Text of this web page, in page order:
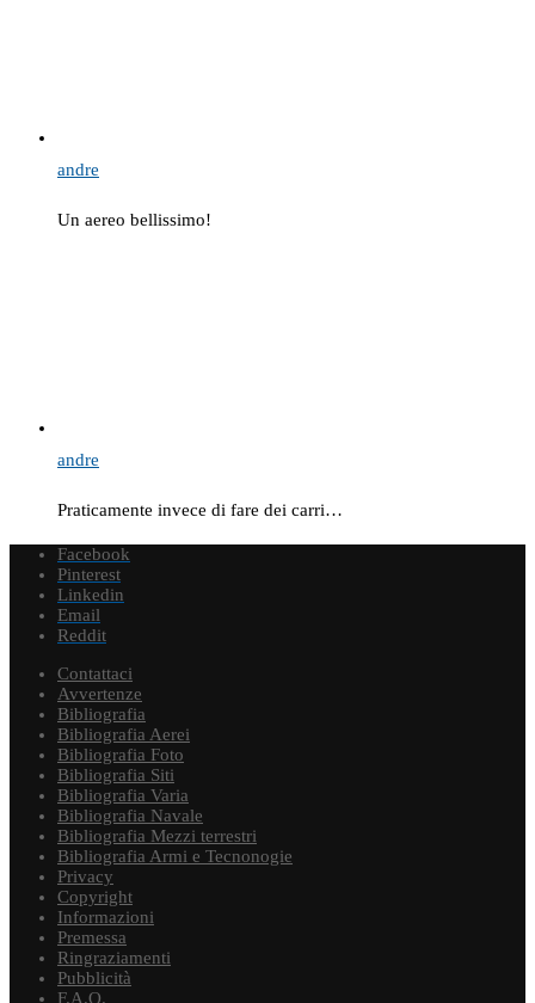
andre
Un aereo bellissimo!
andre
Praticamente invece di fare dei carri…
Facebook
Pinterest
Linkedin
Email
Reddit
Contattaci
Avvertenze
Bibliografia
Bibliografia Aerei
Bibliografia Foto
Bibliografia Siti
Bibliografia Varia
Bibliografia Navale
Bibliografia Mezzi terrestri
Bibliografia Armi e Tecnonogie
Privacy
Copyright
Informazioni
Premessa
Ringraziamenti
Pubblicità
F.A.Q.